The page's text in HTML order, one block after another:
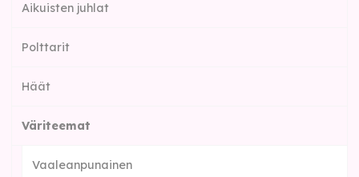
Aikuisten juhlat
Polttarit
Häät
Väriteemat
Vaaleanpunainen